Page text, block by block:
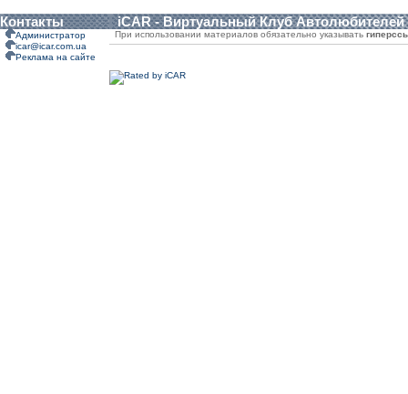
Контакты iCAR - Виртуальный Клуб Автолюбителей
Администратор
icar@icar.com.ua
Реклама на сайте
При использовании материалов обязательно указывать